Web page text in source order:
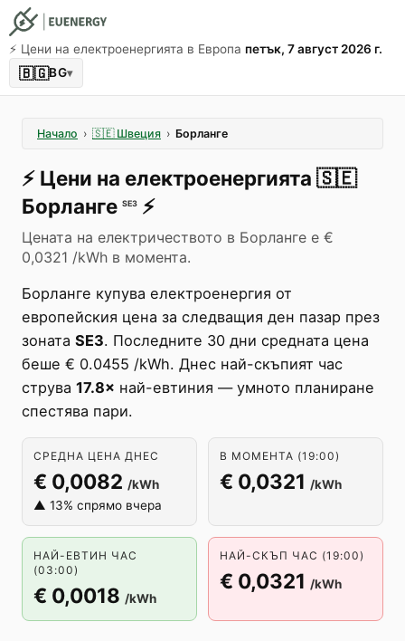
⚡️ Цени на електроенергията в Европа петък, 7 август 2026 г.
🇧🇬BG▾
Начало › 🇸🇪 Швеция › Борланге
⚡️ Цени на електроенергията 🇸🇪
Борланге SE3 ⚡️
Цената на електричеството в Борланге е €
0,0321 /kWh в момента.
Борланге купува електроенергия от
европейския цена за следващия ден пазар през
зоната SE3. Последните 30 дни средната цена
беше € 0.0455 /kWh. Днес най-скъпият час
струва 17.8× най-евтиния — умното планиране
спестява пари.
СРЕДНА ЦЕНА ДНЕС
€ 0,0082 /kWh
▲ 13% спрямо вчера
В МОМЕНТА (19:00)
€ 0,0321 /kWh
НАЙ-ЕВТИН ЧАС
(03:00)
€ 0,0018 /kWh
НАЙ-СКЪП ЧАС (19:00)
€ 0,0321 /kWh